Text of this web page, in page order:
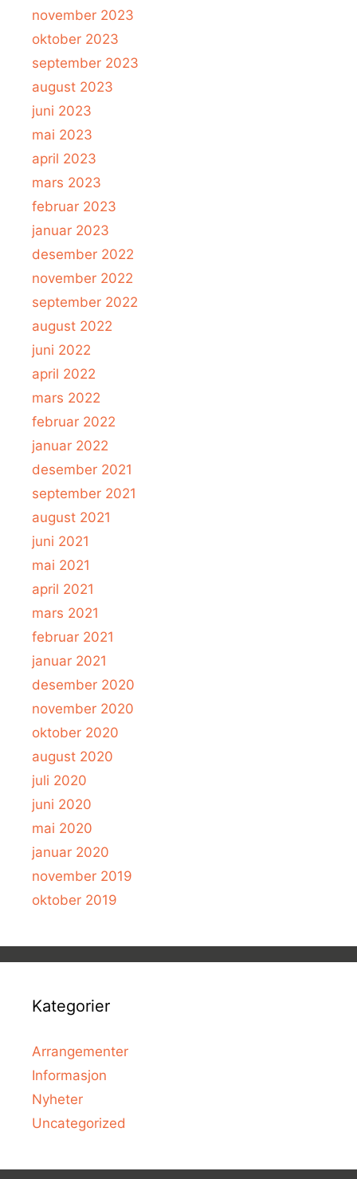
november 2023
oktober 2023
september 2023
august 2023
juni 2023
mai 2023
april 2023
mars 2023
februar 2023
januar 2023
desember 2022
november 2022
september 2022
august 2022
juni 2022
april 2022
mars 2022
februar 2022
januar 2022
desember 2021
september 2021
august 2021
juni 2021
mai 2021
april 2021
mars 2021
februar 2021
januar 2021
desember 2020
november 2020
oktober 2020
august 2020
juli 2020
juni 2020
mai 2020
januar 2020
november 2019
oktober 2019
Kategorier
Arrangementer
Informasjon
Nyheter
Uncategorized